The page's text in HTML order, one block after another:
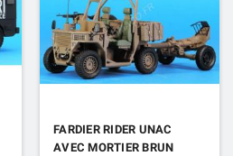
FARDIER RIDER UNAC
AVEC MORTIER BRUN